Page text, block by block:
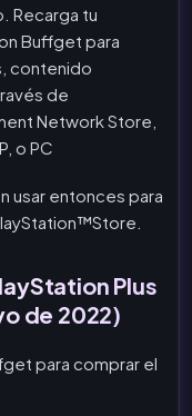
Recarga tu
Buffget para
contenido
de
Network Store,
o PC
usar entonces para
Plus
de 2022)
para comprar el